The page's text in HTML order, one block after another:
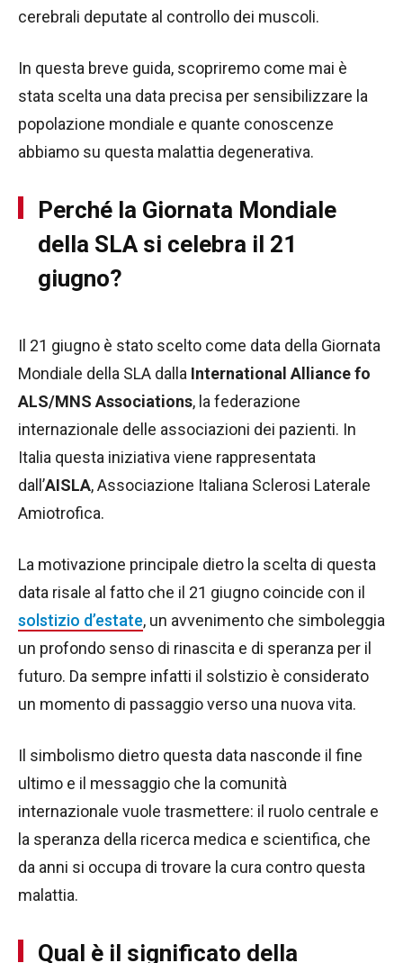
cerebrali deputate al controllo dei muscoli.
In questa breve guida, scopriremo come mai è
stata scelta una data precisa per sensibilizzare la
popolazione mondiale e quante conoscenze
abbiamo su questa malattia degenerativa.
Perché la Giornata Mondiale
della SLA si celebra il 21
giugno?
Il 21 giugno è stato scelto come data della Giornata
Mondiale della SLA dalla International Alliance fo
ALS/MNS Associations, la federazione
internazionale delle associazioni dei pazienti. In
Italia questa iniziativa viene rappresentata
dall’AISLA, Associazione Italiana Sclerosi Laterale
Amiotrofica.
La motivazione principale dietro la scelta di questa
data risale al fatto che il 21 giugno coincide con il
solstizio d’estate, un avvenimento che simboleggia
un profondo senso di rinascita e di speranza per il
futuro. Da sempre infatti il solstizio è considerato
un momento di passaggio verso una nuova vita.
Il simbolismo dietro questa data nasconde il fine
ultimo e il messaggio che la comunità
internazionale vuole trasmettere: il ruolo centrale e
la speranza della ricerca medica e scientifica, che
da anni si occupa di trovare la cura contro questa
malattia.
Qual è il significato della